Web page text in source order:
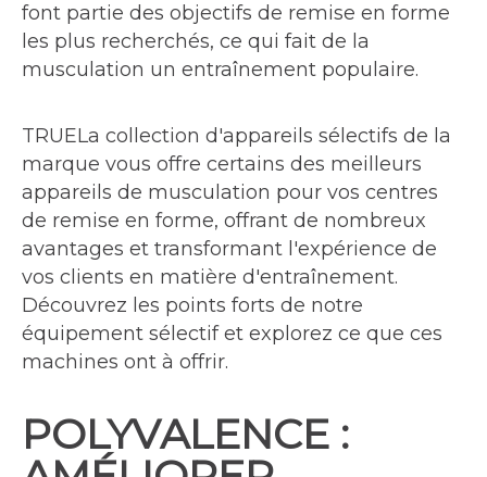
font partie des objectifs de remise en forme
les plus recherchés, ce qui fait de la
musculation un entraînement populaire.
TRUELa collection d'appareils sélectifs de la
marque vous offre certains des meilleurs
appareils de musculation pour vos centres
de remise en forme, offrant de nombreux
avantages et transformant l'expérience de
vos clients en matière d'entraînement.
Découvrez les points forts de notre
équipement sélectif et explorez ce que ces
machines ont à offrir.
POLYVALENCE :